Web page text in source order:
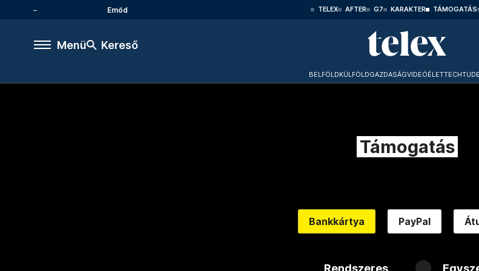
Emőd TELEX AFTER G7 KARAKTER TÁMOGATÁS
Menü Kereső
BELFÖLDKÜLFÖLDGAZDASÁGVIDEÓÉLETTECHTUD
Támogatás
Bankkártya PayPal
Rendszeres